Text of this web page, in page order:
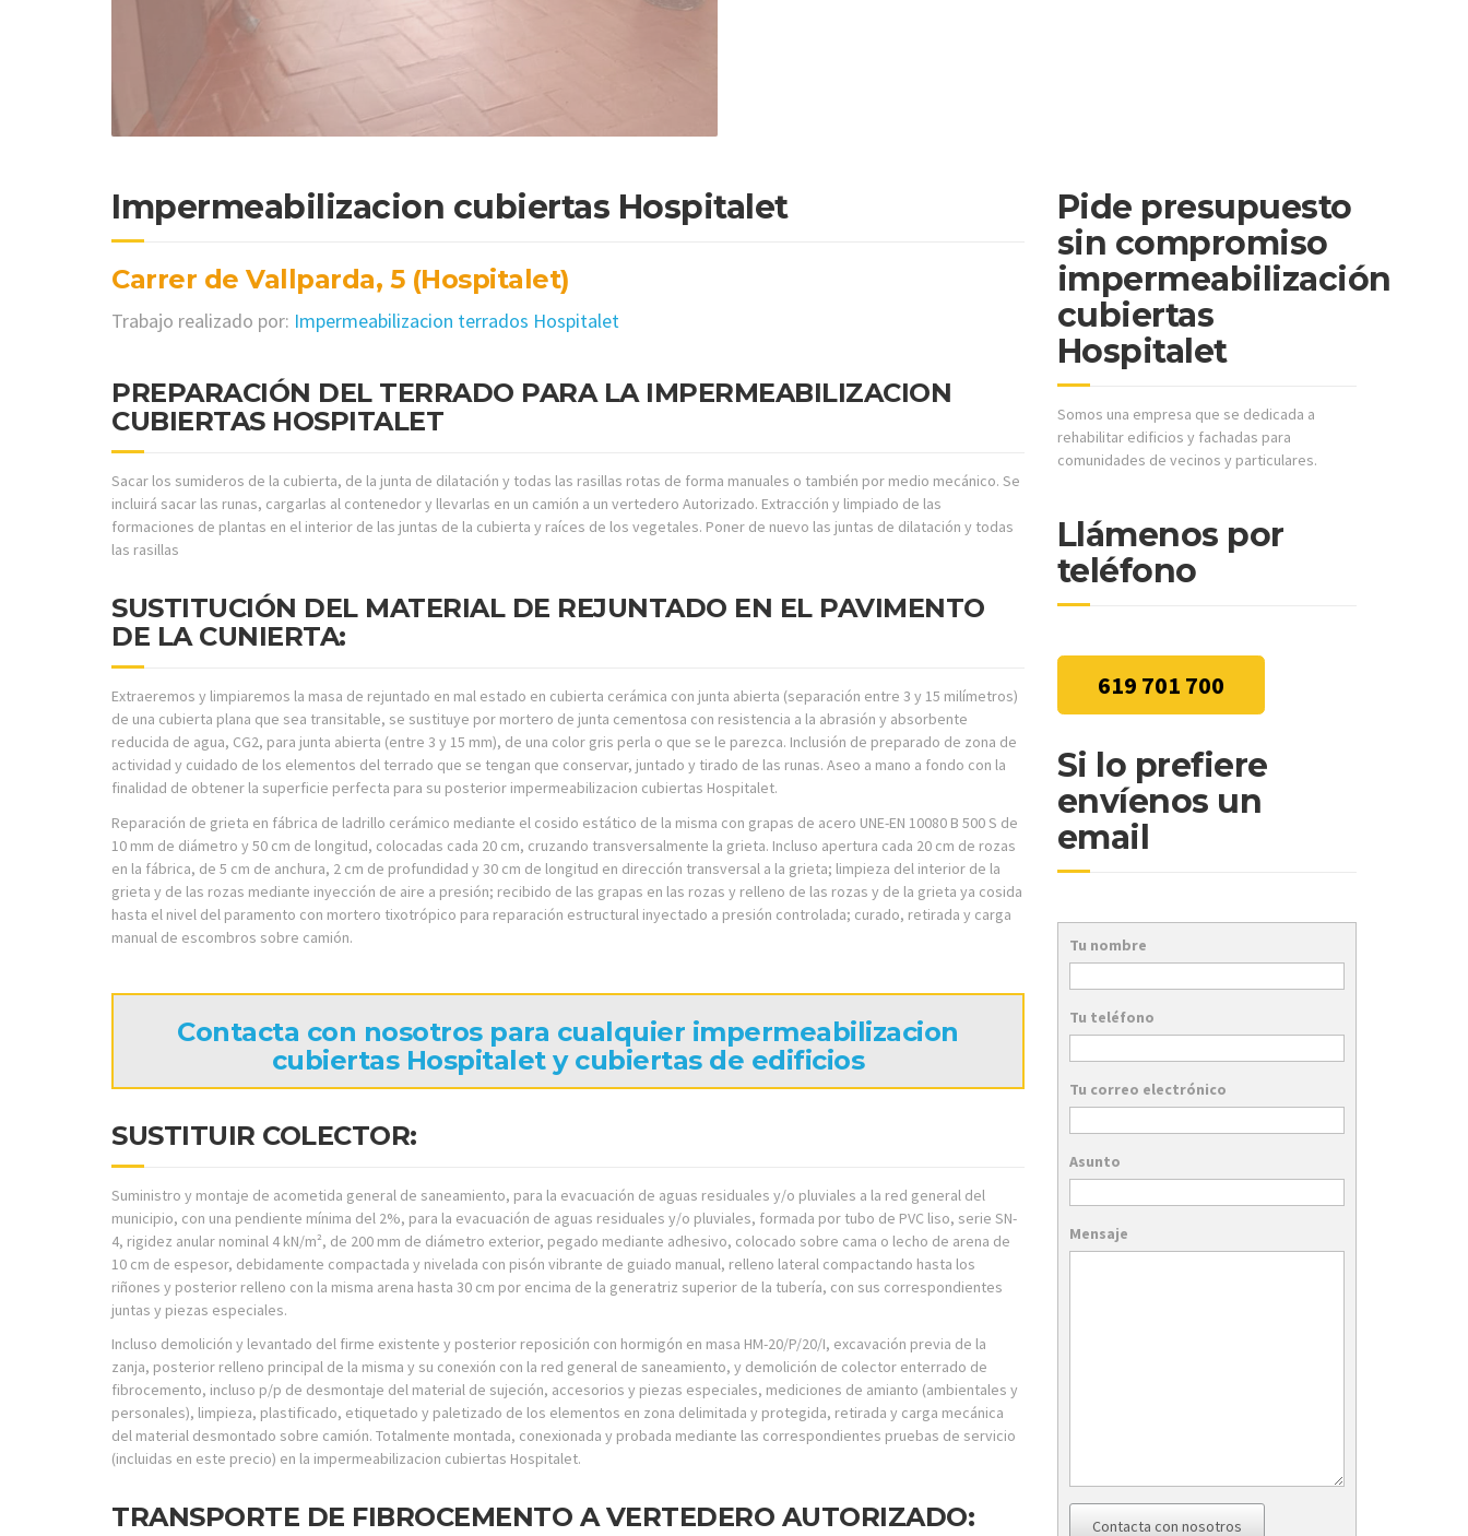
Impermeabilizacion cubiertas Hospitalet
Carrer de Vallparda, 5 (Hospitalet)
Trabajo realizado por: Impermeabilizacion terrados Hospitalet
PREPARACIÓN DEL TERRADO PARA LA IMPERMEABILIZACION
CUBIERTAS HOSPITALET
Sacar los sumideros de la cubierta, de la junta de dilatación y todas las rasillas rotas de forma manuales o también por medio mecánico. Se
incluirá sacar las runas, cargarlas al contenedor y llevarlas en un camión a un vertedero Autorizado. Extracción y limpiado de las
formaciones de plantas en el interior de las juntas de la cubierta y raíces de los vegetales. Poner de nuevo las juntas de dilatación y todas
las rasillas
SUSTITUCIÓN DEL MATERIAL DE REJUNTADO EN EL PAVIMENTO
DE LA CUNIERTA:
Extraeremos y limpiaremos la masa de rejuntado en mal estado en cubierta cerámica con junta abierta (separación entre 3 y 15 milímetros)
de una cubierta plana que sea transitable, se sustituye por mortero de junta cementosa con resistencia a la abrasión y absorbente
reducida de agua, CG2, para junta abierta (entre 3 y 15 mm), de una color gris perla o que se le parezca. Inclusión de preparado de zona de
actividad y cuidado de los elementos del terrado que se tengan que conservar, juntado y tirado de las runas. Aseo a mano a fondo con la
finalidad de obtener la superficie perfecta para su posterior impermeabilizacion cubiertas Hospitalet.
Reparación de grieta en fábrica de ladrillo cerámico mediante el cosido estático de la misma con grapas de acero UNE-EN 10080 B 500 S de
10 mm de diámetro y 50 cm de longitud, colocadas cada 20 cm, cruzando transversalmente la grieta. Incluso apertura cada 20 cm de rozas
en la fábrica, de 5 cm de anchura, 2 cm de profundidad y 30 cm de longitud en dirección transversal a la grieta; limpieza del interior de la
grieta y de las rozas mediante inyección de aire a presión; recibido de las grapas en las rozas y relleno de las rozas y de la grieta ya cosida
hasta el nivel del paramento con mortero tixotrópico para reparación estructural inyectado a presión controlada; curado, retirada y carga
manual de escombros sobre camión.
Contacta con nosotros para cualquier impermeabilizacion
cubiertas Hospitalet y cubiertas de edificios
SUSTITUIR COLECTOR:
Suministro y montaje de acometida general de saneamiento, para la evacuación de aguas residuales y/o pluviales a la red general del
municipio, con una pendiente mínima del 2%, para la evacuación de aguas residuales y/o pluviales, formada por tubo de PVC liso, serie SN-
4, rigidez anular nominal 4 kN/m², de 200 mm de diámetro exterior, pegado mediante adhesivo, colocado sobre cama o lecho de arena de
10 cm de espesor, debidamente compactada y nivelada con pisón vibrante de guiado manual, relleno lateral compactando hasta los
riñones y posterior relleno con la misma arena hasta 30 cm por encima de la generatriz superior de la tubería, con sus correspondientes
juntas y piezas especiales.
Incluso demolición y levantado del firme existente y posterior reposición con hormigón en masa HM-20/P/20/I, excavación previa de la
zanja, posterior relleno principal de la misma y su conexión con la red general de saneamiento, y demolición de colector enterrado de
fibrocemento, incluso p/p de desmontaje del material de sujeción, accesorios y piezas especiales, mediciones de amianto (ambientales y
personales), limpieza, plastificado, etiquetado y paletizado de los elementos en zona delimitada y protegida, retirada y carga mecánica
del material desmontado sobre camión. Totalmente montada, conexionada y probada mediante las correspondientes pruebas de servicio
(incluidas en este precio) en la impermeabilizacion cubiertas Hospitalet.
TRANSPORTE DE FIBROCEMENTO A VERTEDERO AUTORIZADO:
Pide presupuesto
sin compromiso
impermeabilización
cubiertas
Hospitalet
Somos una empresa que se dedicada a
rehabilitar edificios y fachadas para
comunidades de vecinos y particulares.
Llámenos por
teléfono
619 701 700
Si lo prefiere
envíenos un
email
Tu nombre
Tu teléfono
Tu correo electrónico
Asunto
Mensaje
Contacta con nosotros